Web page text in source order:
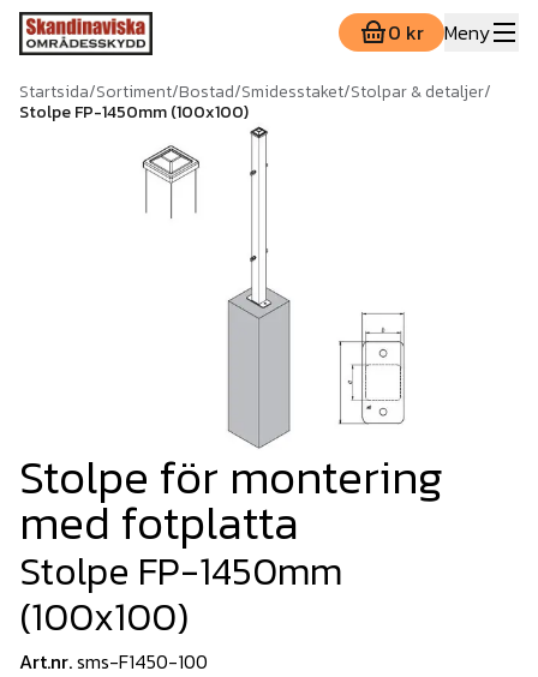
0 kr Meny
Startsida/Sortiment/Bostad/Smidesstaket/Stolpar & detaljer/
Stolpe FP-1450mm (100x100)
Stolpe för montering
med fotplatta
Stolpe FP-1450mm
(100x100)
Art.nr.sms-F1450-100